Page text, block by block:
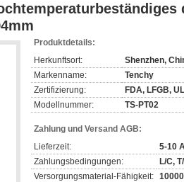
Produktdetails:
Herkunftsort:
Shenzhen,
Markenname:
Tenchy
Zertifizierung:
FDA, LFGB,
Modellnummer:
TS-PT02
Zahlung und Versand AGB:
Lieferzeit:
5-10
Zahlungsbedingungen:
L/C,
Versorgungsmaterial-Fähigkeit: